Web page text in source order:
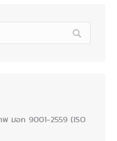
พ มอก 9001-2559 (ISO